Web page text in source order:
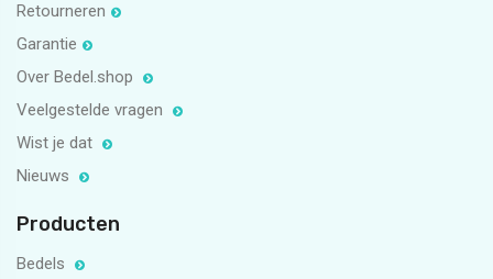
Retourneren
Garantie
Over Bedel.shop
Veelgestelde vragen
Wist je dat
Nieuws
Producten
Bedels